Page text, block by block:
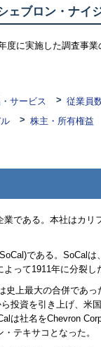
ェブロン・ナイ
に実施した調査事業
サービス 従業員
株主・所有権益
である。本社はカリ
である。 SoCal は
って1911年に分裂し
史上最大の合併であ
投資を引き上げ、米
は社名をChevron
テキサコとなった。